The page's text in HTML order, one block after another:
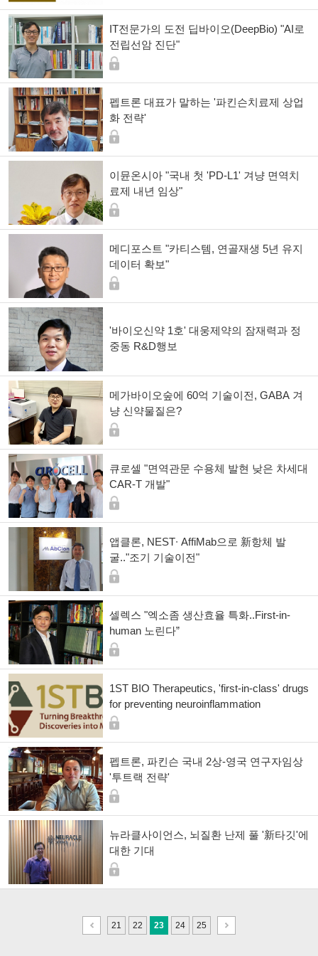
IT전문가의 도전 딥바이오(DeepBio) "AI로
전립선암 진단"
펩트론 대표가 말하는 '파킨슨치료제 상업
화 전략'
이뮨온시아 "국내 첫 'PD-L1' 겨냥 면역치
료제 내년 임상"
메디포스트 "카티스템, 연골재생 5년 유지
데이터 확보"
'바이오신약 1호' 대웅제약의 잠재력과 정
중동 R&D행보
메가바이오숲에 60억 기술이전, GABA 겨
냥 신약물질은?
큐로셀 "면역관문 수용체 발현 낮은 차세대
CAR-T 개발"
앱클론, NEST∙ AffiMab으로 新항체 발
굴.."조기 기술이전"
셀렉스 "엑소좀 생산효율 특화..First-in-
human 노린다”
1ST BIO Therapeutics, 'first-in-class' drugs
for preventing neuroinflammation
펩트론, 파킨슨 국내 2상-영국 연구자임상
'투트랙 전략'
뉴라클사이언스, 뇌질환 난제 풀 '新타깃'에
대한 기대
이
전
21 22 23 24 25
다
음